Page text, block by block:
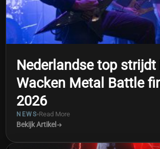
Nederlandse top strijdt
Wacken Metal Battle
2026
NEWS Read More
Bekijk Artikel